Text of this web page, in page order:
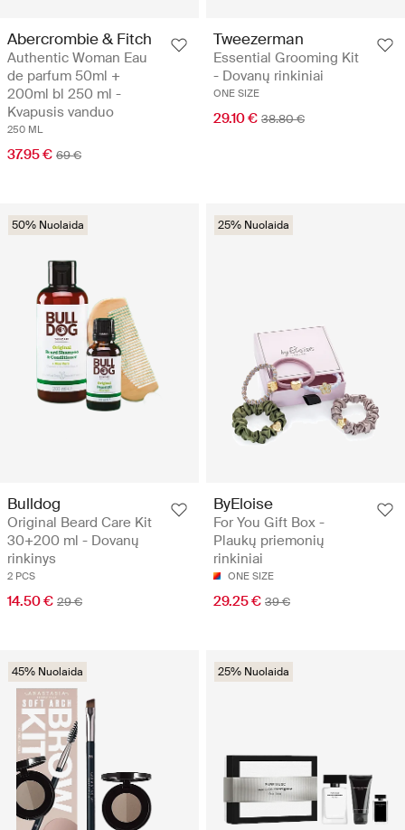
Abercrombie & Fitch
Authentic Woman Eau
de parfum 50ml +
200ml bl 250 ml -
Kvapusis vanduo
250 ML
37.95 € 69 €
Tweezerman
Essential Grooming Kit
- Dovanų rinkiniai
ONE SIZE
29.10 € 38.80 €
50% Nuolaida
Bulldog
Original Beard Care Kit
30+200 ml - Dovanų
rinkinys
2 PCS
14.50 € 29 €
25% Nuolaida
ByEloise
For You Gift Box -
Plaukų priemonių
rinkiniai
ONE SIZE
29.25 € 39 €
45% Nuolaida 25% Nuolaida